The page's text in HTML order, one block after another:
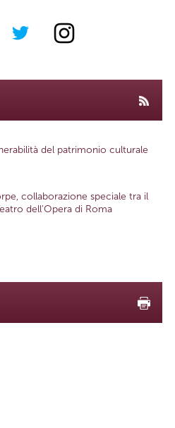
del patrimonio culturale
collaborazione speciale tra il
dell'Opera di Roma